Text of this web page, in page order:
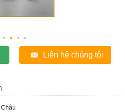
Liên hệ chúng tôi